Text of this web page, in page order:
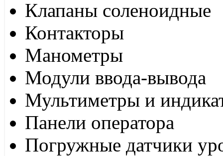
Клапаны соленоидные
Контакторы
Манометры
Модули ввода-вывода
Мультиметры и
Панели оператора
Погружные датчики